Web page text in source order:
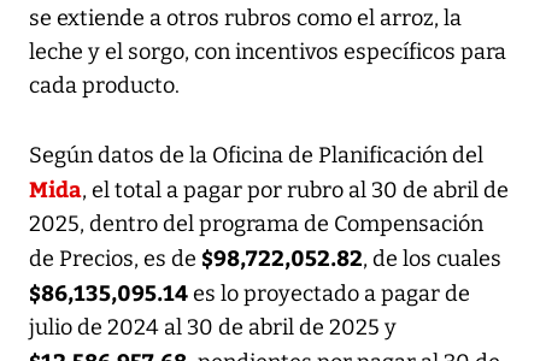
se extiende a otros rubros como el arroz, la
leche y el sorgo, con incentivos específicos para
cada producto.
Según datos de la Oficina de Planificación del
Mida, el total a pagar por rubro al 30 de abril de
2025, dentro del programa de Compensación
de Precios, es de $98,722,052.82, de los cuales
$86,135,095.14es lo proyectado a pagar de
julio de 2024 al 30 de abril de 2025 y